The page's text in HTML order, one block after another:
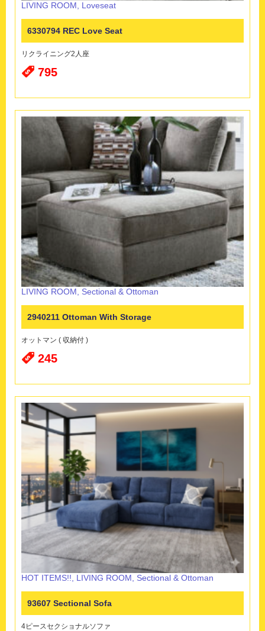
LIVING ROOM Loveseat
6330794 REC Love Seat
リクライニング2人座
795
LIVING ROOM Sectional & Ottoman
2940211 Ottoman With Storage
オットマン ( 収納付 )
245
HOT ITEMS!! LIVING ROOM Sectional & Ottoman
93607 Sectional Sofa
4ピースセクショナルソファ